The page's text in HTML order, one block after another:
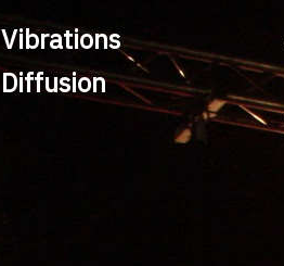
Vibrations
Diffusion